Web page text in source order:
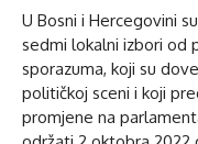
U Bosni i Hercegovini
sedmi lokalni izbori od
sporazuma, koji su
političkoj sceni i koji
promjene na